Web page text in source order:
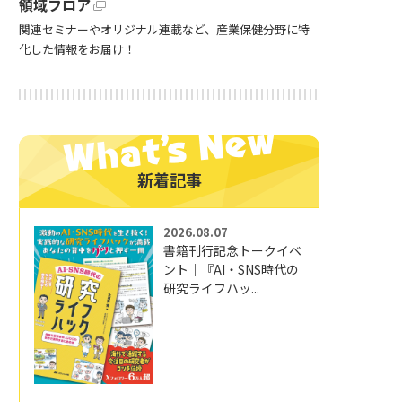
領域フロア
関連セミナーやオリジナル連載など、産業保健分野に特
化した情報をお届け！
新着記事
2026.08.07
書籍刊行記念トークイベ
ント｜『AI・SNS時代の
研究ライフハッ...